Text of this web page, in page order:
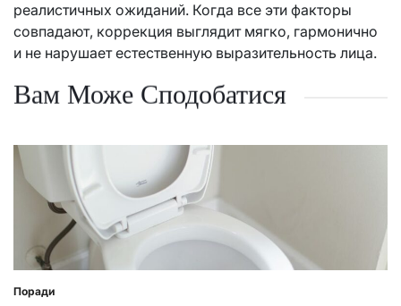
реалистичных ожиданий. Когда все эти факторы
совпадают, коррекция выглядит мягко, гармонично
и не нарушает естественную выразительность лица.
Вам Може Сподобатися
Posted
Поради